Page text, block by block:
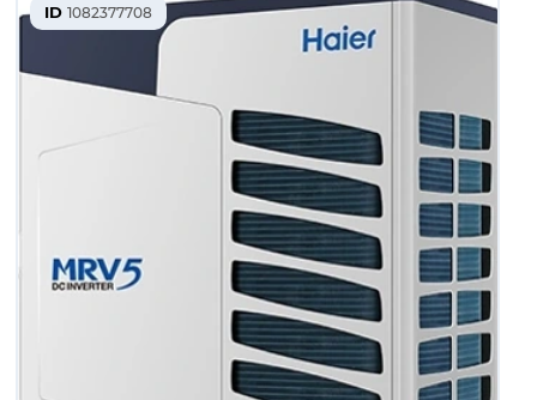
ID 1082377708